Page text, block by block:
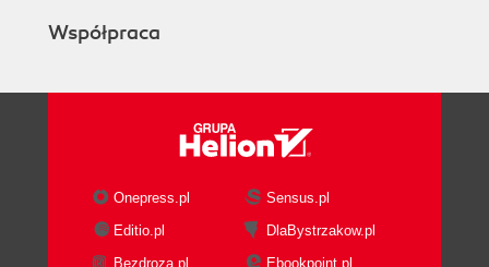
Współpraca
Onepress.pl
Sensus.pl
Editio.pl
DlaBystrzakow.pl
Bezdroza.pl
Ebookpoint.pl